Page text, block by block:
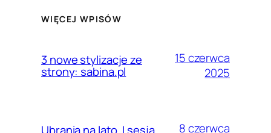
WIĘCEJ WPISÓW
3 nowe stylizacje ze
strony: sabina.pl
15 czerwca
2025
8 czerwca